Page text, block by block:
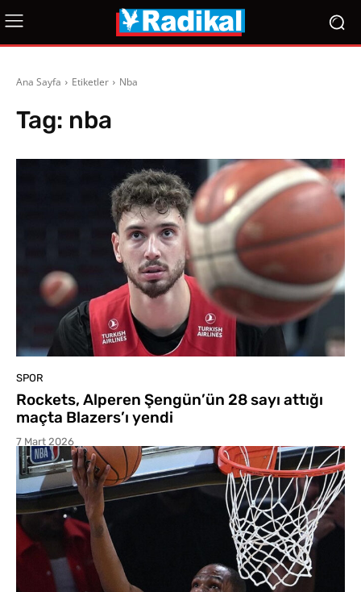
Ana Sayfa Etiketler Nba
Tag: nba
SPOR
Rockets, Alperen Şengün’ün 28 sayı attığı
maçta Blazers’ı yendi
7 Mart 2026